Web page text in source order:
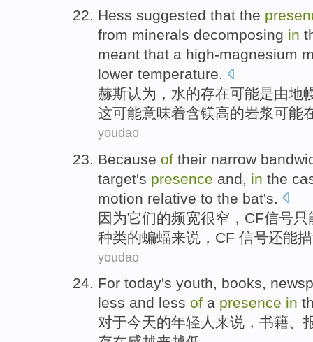
Hess suggested that the
from minerals decomposing in
meant that a high-magnesium
lower temperature.
赫斯认为 ， 水的存在可能是由地
这可能意味着含镁高的岩浆可能
youdao
Because of their narrow
target's presence and, in the
motion relative to the bat's.
因为它们的频宽很窄 ， CF信号只
种类的蝙蝠来说，CF 信号还能
youdao
For today's youth, books,
less and less of a presence in
对于今天的年轻人来说 ， 书籍、